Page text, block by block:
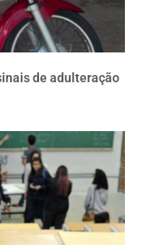
de adulteração